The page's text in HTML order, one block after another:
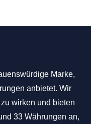
Marke,
anbietet. Wir
wirken und bieten
33 Währungen an,